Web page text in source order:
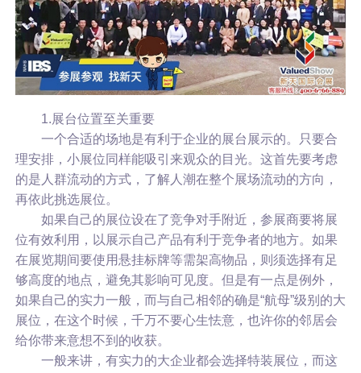
1.展台位置至关重要
一个合适的场地是有利于企业的展台展示的。只要合
理安排，小展位同样能吸引来观众的目光。这首先要考虑
的是人群流动的方式，了解人潮在整个展场流动的方向，
再依此挑选展位。
如果自己的展位设在了竞争对手附近，参展商要将展
位有效利用，以展示自己产品有利于竞争者的地方。如果
在展览期间要使用悬挂标牌等需架高物品，则须选择有足
够高度的地点，避免其影响可见度。但是有一点是例外，
如果自己的实力一般，而与自己相邻的确是“航母”级别的大
展位，在这个时候，千万不要心生怯意，也许你的邻居会
给你带来意想不到的收获。
一般来讲，有实力的大企业都会选择特装展位，而这